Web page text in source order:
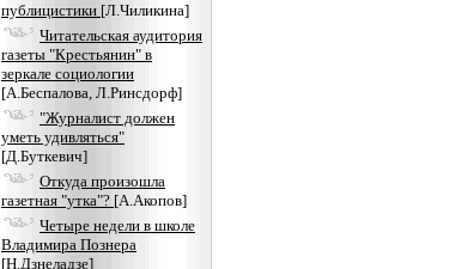
публицистики [Л.Чиликина]
Читательская аудитория
газеты "Крестьянин" в
зеркале социологии
[А.Беспалова, Л.Ринсдорф]
"Журналист должен
уметь удивляться"
[Д.Буткевич]
Откуда произошла
газетная "утка"? [А.Акопов]
Четыре недели в школе
Владимира Познера
[Н.Дзнеладзе]